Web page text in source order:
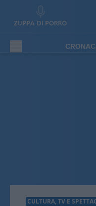
ZUPPA DI PORRO
CULTURA, TV E